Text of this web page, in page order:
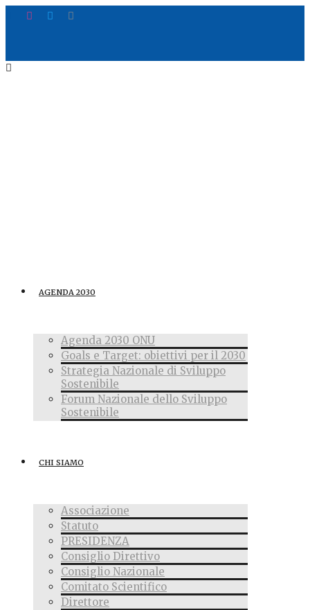
AGENDA 2030
Agenda 2030 ONU
Goals e Target: obiettivi per il 2030
Strategia Nazionale di Sviluppo
Sostenibile
Forum Nazionale dello Sviluppo
Sostenibile
CHI SIAMO
Associazione
Statuto
PRESIDENZA
Consiglio Direttivo
Consiglio Nazionale
Comitato Scientifico
Direttore